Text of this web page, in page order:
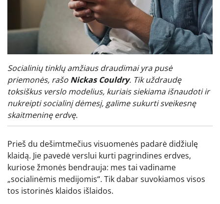
Socialinių tinklų amžiaus draudimai yra pusė
priemonės, rašo Nickas Couldry. Tik uždraudę
toksiškus verslo modelius, kuriais siekiama išnaudoti ir
nukreipti socialinį dėmesį, galime sukurti sveikesnę
skaitmeninę erdvę.
Prieš du dešimtmečius visuomenės padarė didžiulę
klaidą. Jie pavedė verslui kurti pagrindines erdves,
kuriose žmonės bendrauja: mes tai vadiname
„socialinėmis medijomis“. Tik dabar suvokiamos visos
tos istorinės klaidos išlaidos.